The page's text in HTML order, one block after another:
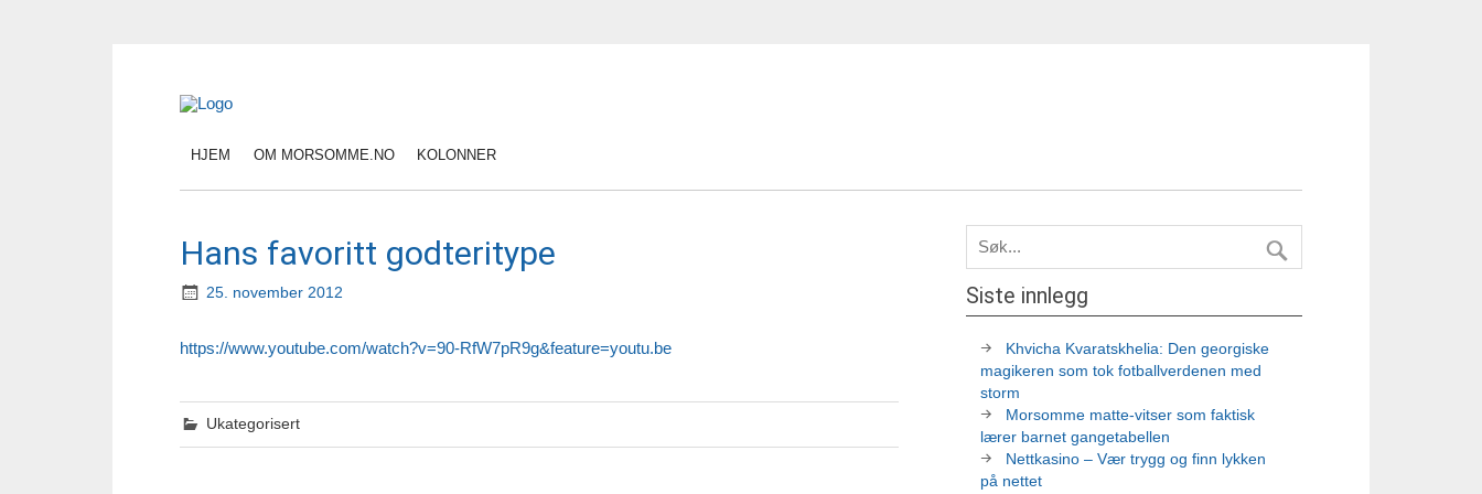
HJEM OM MORSOMME.NO KOLONNER
Hans favoritt godteritype
25. november 2012
https://www.youtube.com/watch?v=90-RfW7pR9g&feature=youtu.be
Ukategorisert
Siste innlegg
Khvicha Kvaratskhelia: Den georgiske
magikeren som tok fotballverdenen med
storm
Morsomme matte-vitser som faktisk
lærer barnet gangetabellen
Nettkasino – Vær trygg og finn lykken
på nettet